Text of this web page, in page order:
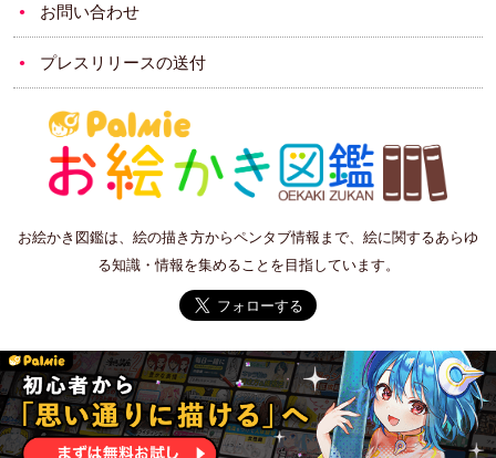
お問い合わせ
プレスリリースの送付
お絵かき図鑑は、絵の描き方からペンタブ情報まで、絵に関するあらゆ
る知識・情報を集めることを目指しています。